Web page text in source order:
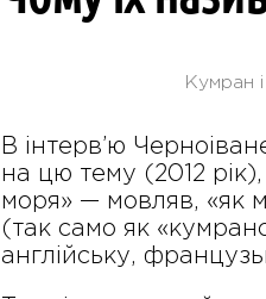
Кумран
В інтерв’ю
на цю тему (2012
моря» — мовляв, «як
(так само як
англійську,